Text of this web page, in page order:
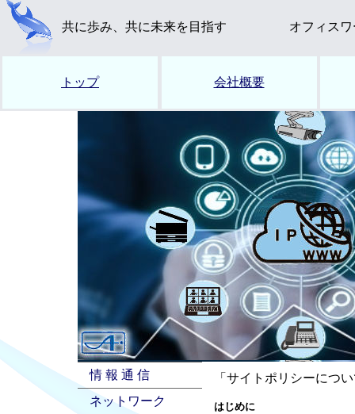
共に歩み、共に未来を目指す オフィス
トップ 会社概要
情 報 通 信
ネットワーク
「サイトポリシーにつ
はじめに